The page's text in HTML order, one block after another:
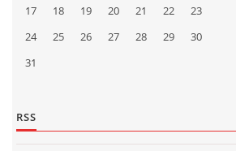
17
18 19 20 21 22
23
24
25 26 27 28 29
30
31
RSS